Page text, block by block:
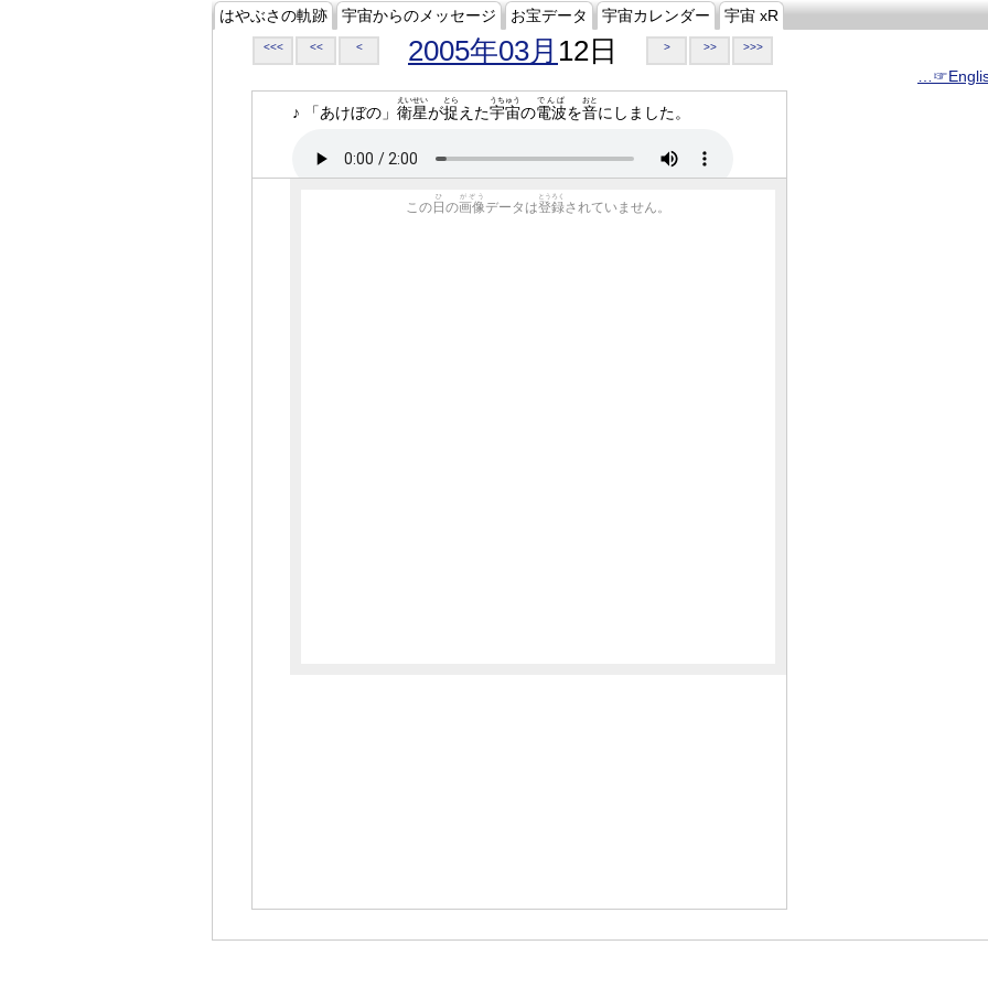
はやぶさの軌跡 宇宙からのメッセージ お宝データ 宇宙カレンダー 宇宙 xR
<<< << < 2005年03月 12日 > >> >>>
♪ 「あけぼの」 衛星
えいせい
が捉
とら
えた宇宙
うちゅう
の電波
でんぱ
を音
おと
にしました。
この 日
ひ
の画像
がぞう
データは登録
とうろく
されていません。